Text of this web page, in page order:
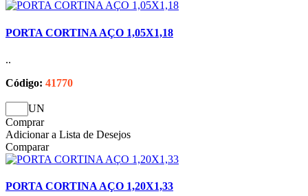
PORTA CORTINA AÇO 1,05X1,18
..
Código: 41770
UN
Comprar
Adicionar a Lista de Desejos
Comparar
PORTA CORTINA AÇO 1,20X1,33